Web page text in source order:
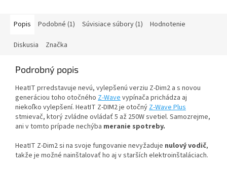
Popis Podobné (1) Súvisiace súbory (1) Hodnotenie
Diskusia Značka
Podrobný popis
HeatIT prredstavuje nevú, vylepšenú verziu Z-Dim2 a s novou
generáciou toho otočného Z-Wavevypínača prichádza aj
niekoľko vylepšení. HeatIT Z-DIM2 je otočnýZ-Wave Plus
stmievač, ktorý zvládne ovládať 5 až 250W svetiel. Samozrejme,
ani v tomto prípade nechýba meranie spotreby.
HeatIT Z-Dim2 si na svoje fungovanie nevyžaduje nulový vodič,
takže je možné nainštalovať ho aj v starších elektroinštaláciach.